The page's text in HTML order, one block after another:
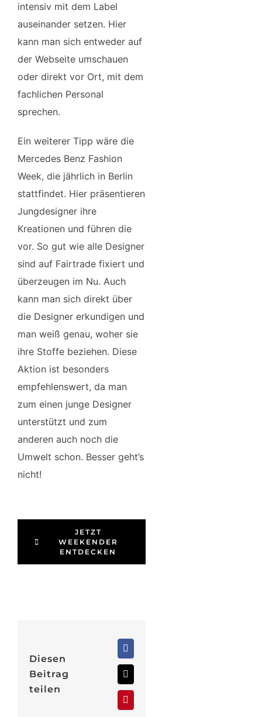
intensiv mit dem Label
auseinander setzen. Hier
kann man sich entweder auf
der Webseite umschauen
oder direkt vor Ort, mit dem
fachlichen Personal
sprechen.
Ein weiterer Tipp wäre die
Mercedes Benz Fashion
Week, die jährlich in Berlin
stattfindet. Hier präsentieren
Jungdesigner ihre
Kreationen und führen die
vor. So gut wie alle Designer
sind auf Fairtrade fixiert und
überzeugen im Nu. Auch
kann man sich direkt über
die Designer erkundigen und
man weiß genau, woher sie
ihre Stoffe beziehen. Diese
Aktion ist besonders
empfehlenswert, da man
zum einen junge Designer
unterstützt und zum
anderen auch noch die
Umwelt schon. Besser geht’s
nicht!
JETZT
WEEKENDER
ENTDECKEN
Diesen
Beitrag
teilen
Facebook
X
Pinterest